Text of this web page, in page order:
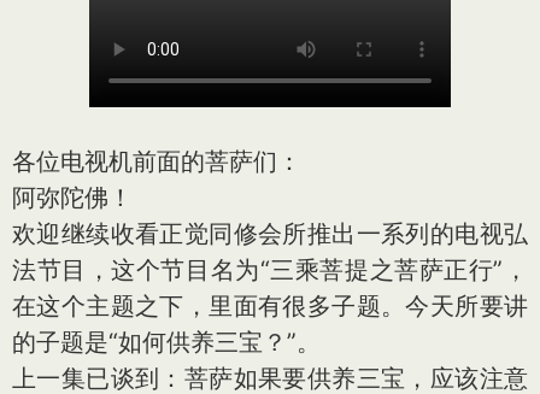
各位电视机前面的菩萨们：
阿弥陀佛！
欢迎继续收看正觉同修会所推出一系列的电视弘
法节目，这个节目名为“三乘菩提之菩萨正行”，
在这个主题之下，里面有很多子题。今天所要讲
的子题是“如何供养三宝？”。
上一集已谈到：菩萨如果要供养三宝，应该注意